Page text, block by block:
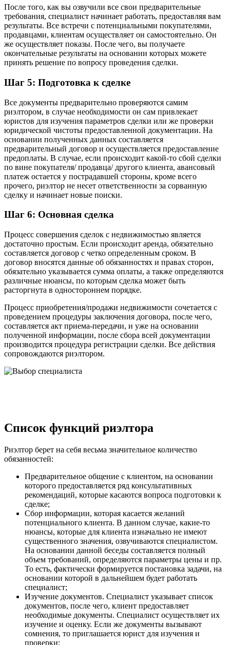
После того, как вы озвучили все свои предварительные
требования, специалист начинает работать, предоставляя вам
результаты. Все встречи с потенциальными покупателями,
продавцами, клиентам осуществляет он самостоятельно. Он
же осуществляет показы. После чего, вы получаете
окончательные результаты на основании которых можете
принять решение по вопросу проведения сделки.
Шаг 5: Подготовка к сделке
Все документы предварительно проверяются самим
риэлтором, в случае необходимости он сам привлекает
юристов для изучения параметров сделки или же проверки
юридической чистоты предоставленной документации. На
основании полученных данных составляется
предварительный договор и осуществляется предоставление
предоплаты. В случае, если происходит какой-то сбой сделки
по вине покупателя/ продавца/ другого клиента, авансовый
платеж остается у пострадавшей стороны, кроме всего
прочего, риэлтор не несет ответственности за сорванную
сделку и начинает новые поиски.
Шаг 6: Основная сделка
Процесс совершения сделок с недвижимостью является
достаточно простым. Если происходит аренда, обязательно
составляется договор с четко определенным сроком. В
договор вносятся данные об обязанностях и правах сторон,
обязательно указывается сумма оплаты, а также определяются
различные нюансы, по которым сделка может быть
расторгнута в одностороннем порядке.
Процесс приобретения/продажи недвижимости сочетается с
проведением процедуры заключения договора, после чего,
составляется акт приема-передачи, и уже на основании
полученной информации, после сбора всей документации
производится процедура регистрации сделки. Все действия
сопровождаются риэлтором.
Список функций риэлтора
Риэлтор берет на себя весьма значительное количество
обязанностей:
Предварительное общение с клиентом, на основании
которого предоставляется ряд консультативных
рекомендаций, которые касаются вопроса подготовки к
сделке;
Сбор информации, которая касается желаний
потенциального клиента. В данном случае, какие-то
нюансы, которые для клиента изначально не имеют
существенного значения, озвучиваются специалистом.
На основании данной беседы составляется полный
объем требований, определяются параметры цены и пр.
То есть, фактически формируется постановка задачи, на
основании которой в дальнейшем будет работать
специалист;
Изучение документов. Специалист указывает список
документов, после чего, клиент предоставляет
необходимые документы. Специалист осуществляет их
изучение и оценку. Если же документы вызывают
сомнения, то приглашается юрист для изучения и
проверки;